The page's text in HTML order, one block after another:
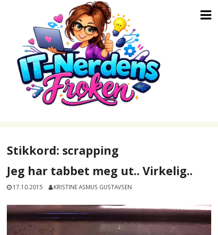
Stikkord: scrapping
Jeg har tabbet meg ut.. Virkelig..
17.10.2015 KRISTINE ASMUS GUSTAVSEN